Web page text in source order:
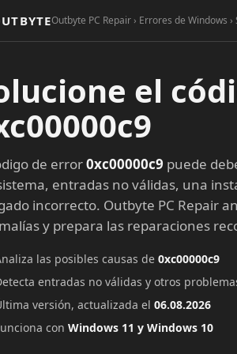
Outbyte PC Repair › Errores de Windows
el
de error0xc00000c9 puede
entradas no válidas, una
incorrecto. Outbyte PC Repair
y prepara las reparaciones
las posibles causas de 0xc00000c9
entradas no válidas y otros
versión, actualizada el 06.08.2026
con Windows 11 y Windows 10